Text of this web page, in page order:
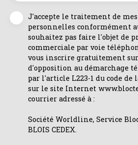
J'accepte le traitement de
personnelles conformément
souhaitez pas faire l'objet de
commerciale par voie
vous inscrire gratuitement
d'opposition au démarchage
par l'article L223-1 du code de
sur le site Internet
courrier adressé à :
Société Worldline, Service
BLOIS CEDEX.